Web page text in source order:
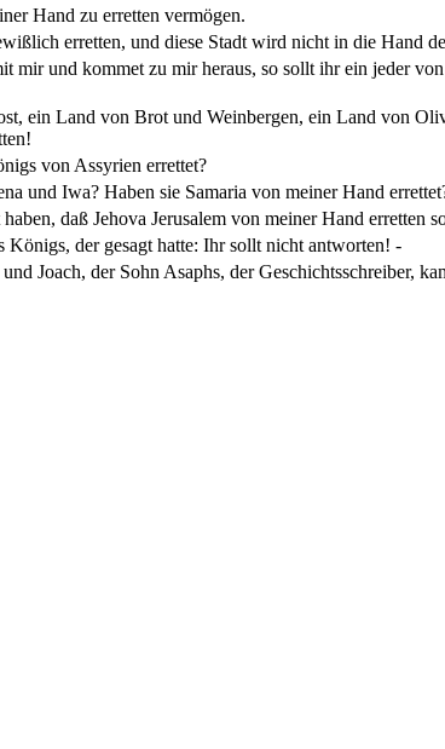
Hand zu erretten vermögen.
erretten, und diese Stadt wird nicht in die Hand
und kommet zu mir heraus, so sollt ihr ein jeder
ein Land von Brot und Weinbergen, ein Land von
von Assyrien errettet?
und Iwa? Haben sie Samaria von meiner Hand
daß Jehova Jerusalem von meiner Hand erretten
der gesagt hatte: Ihr sollt nicht antworten! -
Joach, der Sohn Asaphs, der Geschichtsschreiber,